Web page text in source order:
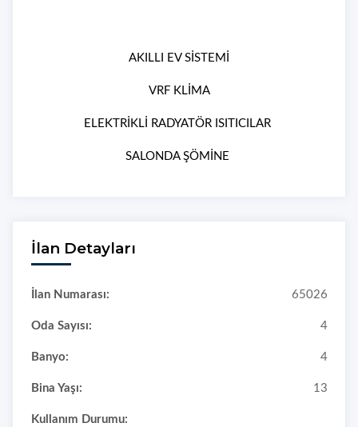
AKILLI EV SİSTEMİ
VRF KLİMA
ELEKTRİKLİ RADYATÖR ISITICILAR
SALONDA ŞÖMİNE
İlan Detayları
İlan Numarası: 65026
Oda Sayısı: 4
Banyo: 4
Bina Yaşı: 13
Kullanım Durumu: